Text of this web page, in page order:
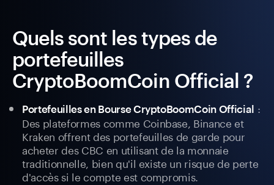
Quels sont les types de
portefeuilles
CryptoBoomCoin Official ?
Portefeuilles en Bourse CryptoBoomCoin Official :
Des plateformes comme Coinbase, Binance et
Kraken offrent des portefeuilles de garde pour
acheter des CBC en utilisant de la monnaie
traditionnelle, bien qu'il existe un risque de perte
d'accès si le compte est compromis.